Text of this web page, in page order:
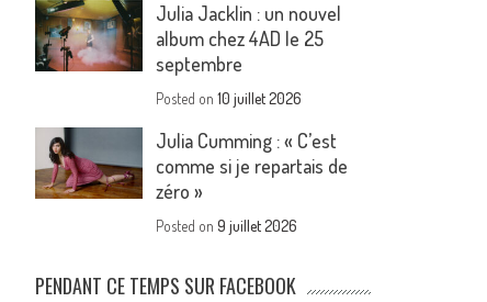
Julia Jacklin : un nouvel
album chez 4AD le 25
septembre
Posted on10 juillet 2026
Julia Cumming : « C’est
comme si je repartais de
zéro »
Posted on9 juillet 2026
PENDANT CE TEMPS SUR FACEBOOK